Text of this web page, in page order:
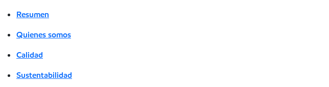
Resumen
Quienes somos
Calidad
Sustentabilidad